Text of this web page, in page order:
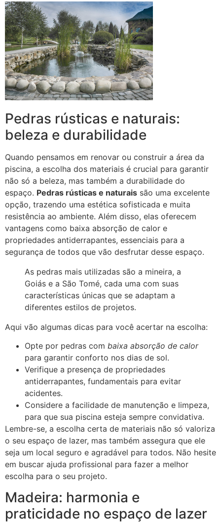
Pedras rústicas e naturais:
beleza e durabilidade
Quando pensamos em renovar ou construir a área da
piscina, a escolha dos materiais é crucial para garantir
não só a beleza, mas também a durabilidade do
espaço. Pedras rústicas e naturais são uma excelente
opção, trazendo uma estética sofisticada e muita
resistência ao ambiente. Além disso, elas oferecem
vantagens como baixa absorção de calor e
propriedades antiderrapantes, essenciais para a
segurança de todos que vão desfrutar desse espaço.
As pedras mais utilizadas são a mineira, a
Goiás e a São Tomé, cada uma com suas
características únicas que se adaptam a
diferentes estilos de projetos.
Aqui vão algumas dicas para você acertar na escolha:
Opte por pedras com baixa absorção de calor
para garantir conforto nos dias de sol.
Verifique a presença de propriedades
antiderrapantes, fundamentais para evitar
acidentes.
Considere a facilidade de manutenção e limpeza,
para que sua piscina esteja sempre convidativa.
Lembre-se, a escolha certa de materiais não só valoriza
o seu espaço de lazer, mas também assegura que ele
seja um local seguro e agradável para todos. Não hesite
em buscar ajuda profissional para fazer a melhor
escolha para o seu projeto.
Madeira: harmonia e
praticidade no espaço de lazer